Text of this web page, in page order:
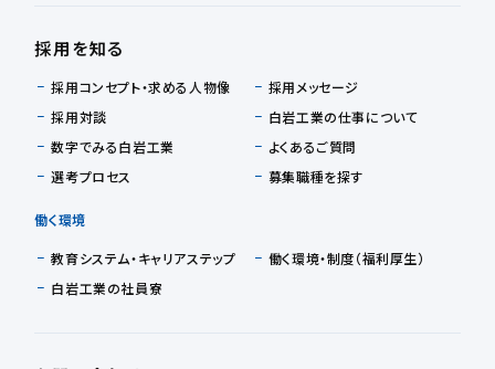
採用を知る
採用コンセプト・求める人物像
採用メッセージ
採用対談
白岩工業の仕事について
数字でみる白岩工業
よくあるご質問
選考プロセス
募集職種を探す
働く環境
教育システム・キャリアステップ
働く環境・制度（福利厚生）
白岩工業の社員寮